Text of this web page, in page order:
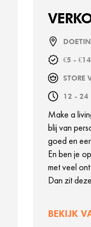
€5 - €14
STORE
12 - 24
Make a
blij van
goed en
En ben je
met veel
Dan zit
BEKIJK